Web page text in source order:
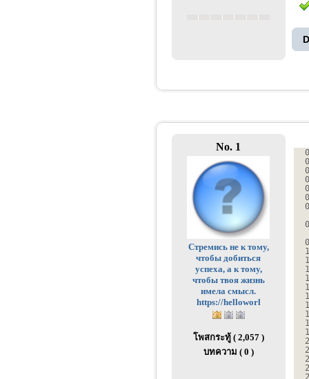
No. 1
Стремись не к тому,
чтобы добиться
успеха, а к тому,
чтобы твоя жизнь
имела смысл.
https://helloworl
โพสกระทู้ ( 2,057 )
บทความ ( 0 )